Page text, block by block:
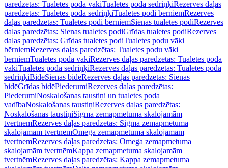
paredzētas: Tualetes poda vākiTualetes poda sēdriņķiRezerves daļas
paredzētas: Tualetes poda sēdriņķiTualetes podi bērniemRezerves
daļas paredzētas: Tualetes podi bērniemSienas tualetes podiRezerves
daļas paredzētas: Sienas tualetes podiGrīdas tualetes podiRezerves
daļas paredzētas: Grīdas tualetes podiTualetes podu vāki
bērniemRezerves daļas paredzētas: Tualetes podu vāki
bērniemTualetes poda vākiRezerves daļas paredzētas: Tualetes poda
vākiTualetes poda sēdriņķiRezerves daļas paredzētas: Tualetes poda
sēdriņķiBidēSienas bidēRezerves daļas paredzētas: Sienas
bidēGrīdas bidēPiederumiRezerves daļas paredzētas:
PiederumiNoskalošanas taustiņi un tualetes poda
vadībaNoskalošanas taustiņiRezerves daļas paredzētas:
Noskalošanas taustiņiSigma zemapmetuma skalojamām
tvertnēmRezerves daļas paredzētas: Sigma zemapmetuma
skalojamām tvertnēmOmega zemapmetuma skalojamām
tvertnēmRezerves daļas paredzētas: Omega zemapmetuma
skalojamām tvertnēmKappa zemapmetuma skalojamām
tvertnēmRezerves daļas paredzētas: Kappa zemapmetuma